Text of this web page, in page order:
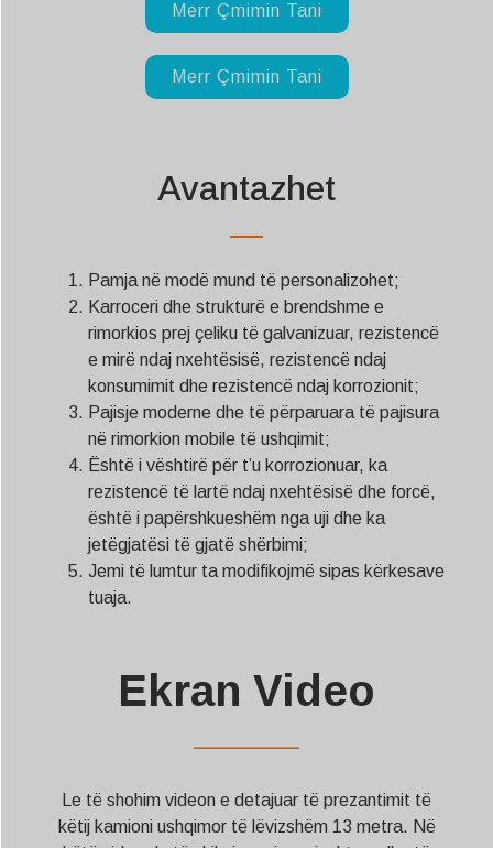
Merr Çmimin Tani
Merr Çmimin Tani
Avantazhet
Pamja në modë mund të personalizohet;
Karroceri dhe strukturë e brendshme e
rimorkios prej çeliku të galvanizuar, rezistencë
e mirë ndaj nxehtësisë, rezistencë ndaj
konsumimit dhe rezistencë ndaj korrozionit;
Pajisje moderne dhe të përparuara të pajisura
në rimorkion mobile të ushqimit;
Është i vështirë për t’u korrozionuar, ka
rezistencë të lartë ndaj nxehtësisë dhe forcë,
është i papërshkueshëm nga uji dhe ka
jetëgjatësi të gjatë shërbimi;
Jemi të lumtur ta modifikojmë sipas kërkesave
tuaja.
Ekran Video
——————
Le të shohim videon e detajuar të prezantimit të
këtij kamioni ushqimor të lëvizshëm 13 metra. Në